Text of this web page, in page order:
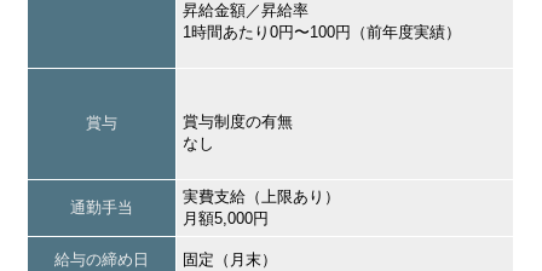
昇給金額／昇給率
1時間あたり0円〜100円（前年度実績）
賞与
賞与制度の有無
なし
通勤手当
実費支給（上限あり）
月額5,000円
給与の締め日 固定（月末）